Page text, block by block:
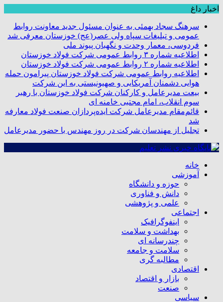
اخبار داغ
سرهنگ سجاد بهمئی به عنوان مسئول جدید معاونت روابط
عمومی و تبلیغات سپاه ولی عصر(عج) خوزستان معرفی شد
فردوسی، معمار وحدت و نگهبان پیوند ملی
اطلاعیه شماره ۳ روابط عمومی شرکت فولاد خوزستان
اطلاعیه شماره ۲ روابط عمومی شرکت فولاد خوزستان
اطلاعیه روابط عمومی شرکت فولاد خوزستان پیرامون حمله
هوایی دشمنان آمریکایی و صهیونیستی به این شرکت
بیعت مدیرعامل و کارکنان شرکت فولاد خوزستان با رهبر
سوم انقلاب، امام مجتبی خامنه ای
قائم‌مقام مدیرعامل شرکت ایده‌پردازان صنعت فولاد معارفه
شد
تجلیل از مهندسان شرکت در روز مهندس با حضور مدیرعامل
خانه
آموزشی
حوزه و دانشگاه
دانش و فناوری
علمی و پژوهشی
اجتماعی
اینفوگرافیک
بهداشت و سلامت
چندرسانه ای
سلامت و جامعه
مطالبه گری
اقتصادی
بازار و اقتصاد
صنعت
سیاسی